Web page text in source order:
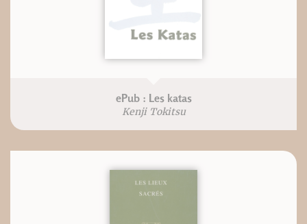
ePub : Les katas
Kenji Tokitsu